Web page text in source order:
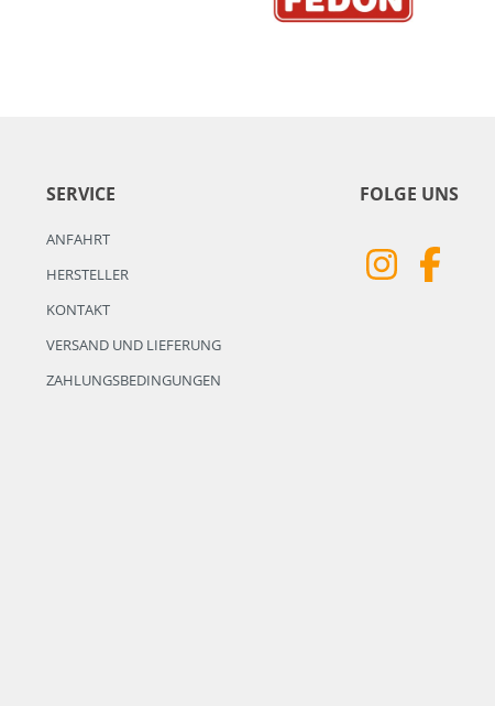
SERVICE
ANFAHRT
HERSTELLER
KONTAKT
VERSAND UND LIEFERUNG
ZAHLUNGSBEDINGUNGEN
FOLGE UNS